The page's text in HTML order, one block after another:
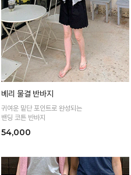
베리 물결 반바지
귀여운 밑단 포인트로 완성되는
밴딩 코튼 반바지
54,000